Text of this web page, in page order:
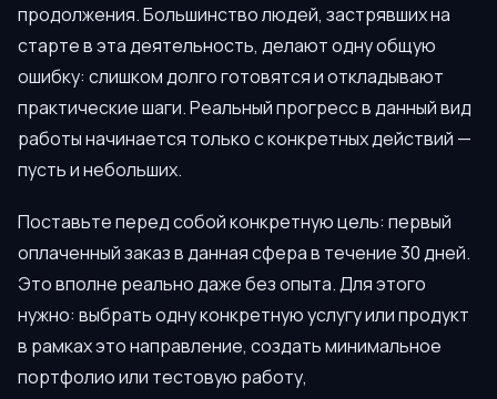
продолжения. Большинство людей, застрявших на
старте в эта деятельность, делают одну общую
ошибку: слишком долго готовятся и откладывают
практические шаги. Реальный прогресс в данный вид
работы начинается только с конкретных действий —
пусть и небольших.
Поставьте перед собой конкретную цель: первый
оплаченный заказ в данная сфера в течение 30 дней.
Это вполне реально даже без опыта. Для этого
нужно: выбрать одну конкретную услугу или продукт
в рамках это направление, создать минимальное
портфолио или тестовую работу,